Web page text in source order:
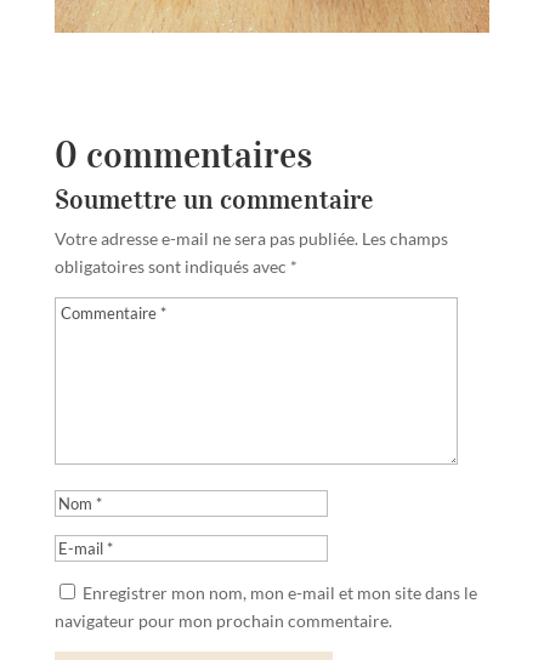
0 commentaires
Soumettre un commentaire
Votre adresse e-mail ne sera pas publiée. Les champs
obligatoires sont indiqués avec *
Enregistrer mon nom, mon e-mail et mon site dans le
navigateur pour mon prochain commentaire.